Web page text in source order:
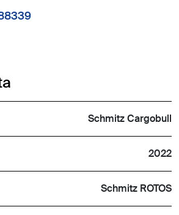
Schmitz Cargobull
2022
Schmitz ROTOS